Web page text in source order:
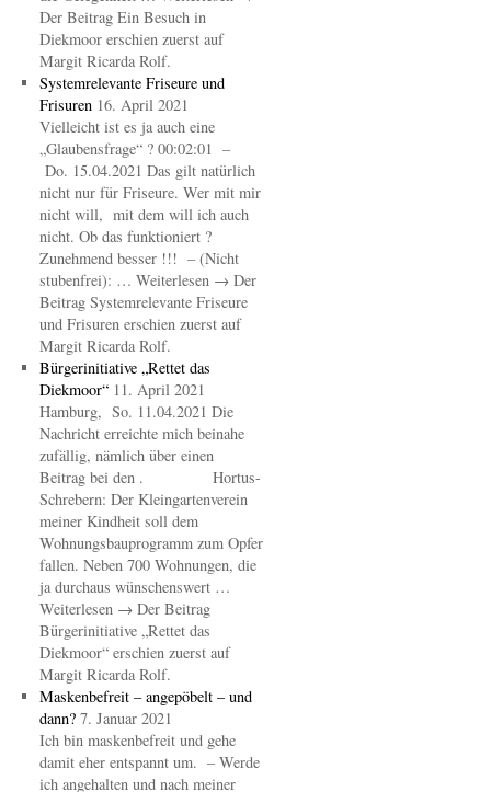
Der Beitrag Ein Besuch in
Diekmoor erschien zuerst auf
Margit Ricarda Rolf.
Systemrelevante Friseure und
Frisuren 16. April 2021
Vielleicht ist es ja auch eine
„Glaubensfrage“ ? 00:02:01 –
Do. 15.04.2021 Das gilt natürlich
nicht nur für Friseure. Wer mit mir
nicht will, mit dem will ich auch
nicht. Ob das funktioniert ?
Zunehmend besser !!! – (Nicht
stubenfrei): … Weiterlesen → Der
Beitrag Systemrelevante Friseure
und Frisuren erschien zuerst auf
Margit Ricarda Rolf.
Bürgerinitiative „Rettet das
Diekmoor“ 11. April 2021
Hamburg, So. 11.04.2021 Die
Nachricht erreichte mich beinahe
zufällig, nämlich über einen
Beitrag bei den . Hortus-
Schrebern: Der Kleingartenverein
meiner Kindheit soll dem
Wohnungsbauprogramm zum Opfer
fallen. Neben 700 Wohnungen, die
ja durchaus wünschenswert …
Weiterlesen → Der Beitrag
Bürgerinitiative „Rettet das
Diekmoor“ erschien zuerst auf
Margit Ricarda Rolf.
Maskenbefreit – angepöbelt – und
dann? 7. Januar 2021
Ich bin maskenbefreit und gehe
damit eher entspannt um. – Werde
ich angehalten und nach meiner